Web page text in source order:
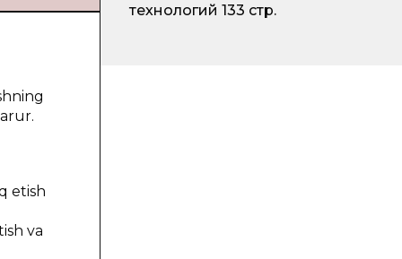
etish
va
технологий 133 стр.